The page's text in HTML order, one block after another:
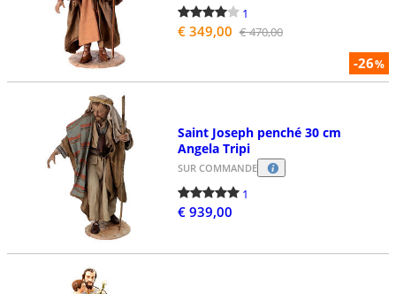
-26%
1
€ 349,00 € 470,00
Saint Joseph penché 30 cm
Angela Tripi
SUR COMMANDE
1
€ 939,00